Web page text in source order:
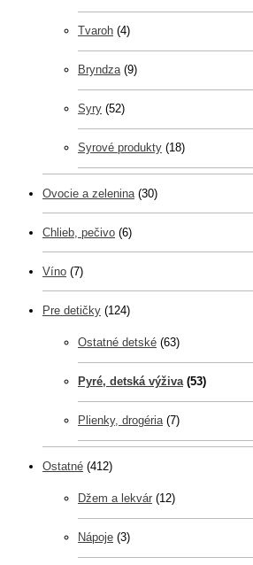
Tvaroh (4)
Bryndza (9)
Syry (52)
Syrové produkty (18)
Ovocie a zelenina (30)
Chlieb, pečivo (6)
Víno (7)
Pre detičky (124)
Ostatné detské (63)
Pyré, detská výživa (53)
Plienky, drogéria (7)
Ostatné (412)
Džem a lekvár (12)
Nápoje (3)